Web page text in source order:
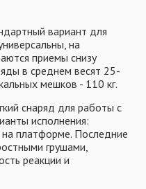
вариант для
на
приемы снизу
в среднем весят 25-
мешков - 110 кг.
снаряд для работы с
исполнения:
платформе. Последние
грушами,
реакции и